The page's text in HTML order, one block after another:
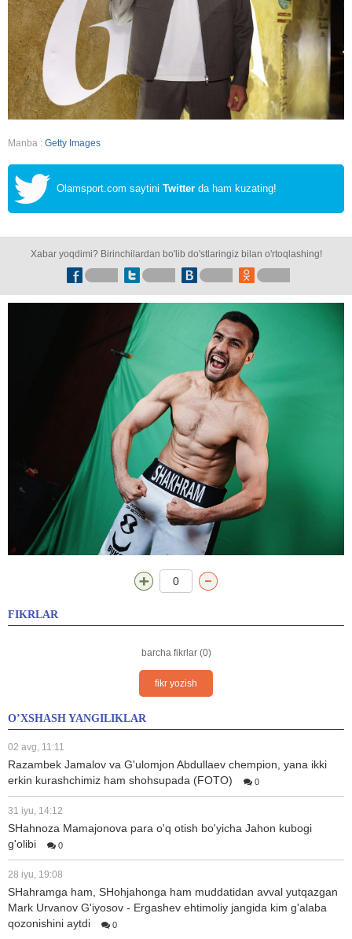
Manba : Getty Images
Olamsport.com saytini Twitter da ham kuzating!
Xabar yoqdimi? Birinchilardan bo'lib do'stlaringiz bilan o'rtoqlashing!
0
FIKRLAR
barcha fikrlar (0)
fikr yozish
O’XSHASH YANGILIKLAR
02 avg, 11:11
Razambek Jamalov va G'ulomjon Abdullaev chempion, yana ikki
erkin kurashchimiz ham shohsupada (FOTO)
0
31 iyu, 14:12
SHahnoza Mamajonova para o'q otish bo'yicha Jahon kubogi
g'olibi
0
28 iyu, 19:08
SHahramga ham, SHohjahonga ham muddatidan avval yutqazgan
Mark Urvanov G'iyosov - Ergashev ehtimoliy jangida kim g'alaba
qozonishini aytdi
0